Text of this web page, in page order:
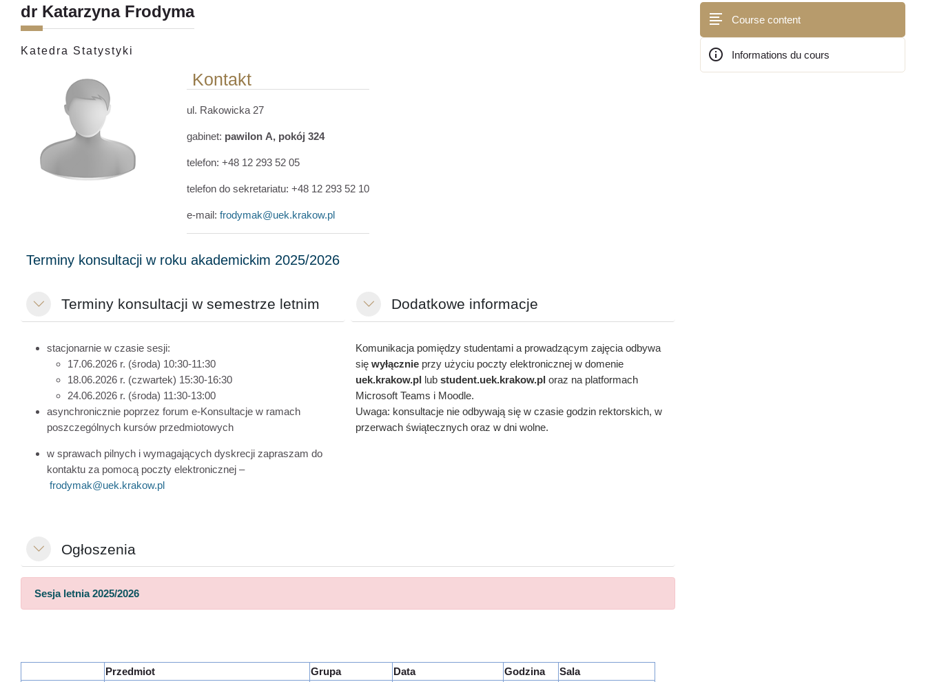
dr Katarzyna Frodyma
Katedra Statystyki
Kontakt
ul. Rakowicka 27
gabinet: pawilon A, pokój324
telefon:+48 12 293 52 05
telefon do sekretariatu:+48 12 293 52 10
e-mail: frodymak@uek.krakow.pl
ReplierTerminy konsultacji w semestrze letnim
stacjonarnie w czasie sesji:
17.06.2026 r. (środa) 10:30-11:30
18.06.2026 r. (czwartek) 15:30-16:30
24.06.2026 r. (środa) 11:30-13:00
asynchronicznie poprzez forum e-Konsultacje w ramach
poszczególnych kursów przedmiotowych
w sprawach pilnych i wymagających dyskrecji zapraszam do
kontaktu za pomocą poczty elektronicznej –
frodymak@uek.krakow.pl
ReplierDodatkowe informacje
Komunikacja pomiędzy studentami a prowadzącym zajęcia odbywa
sięwyłącznie przy użyciu poczty elektronicznej w domenie
uek.krakow.pl lubstudent.uek.krakow.pl oraz na platformach
Microsoft Teams i Moodle.
Uwaga: konsultacje nie odbywają się w czasie godzin rektorskich, w
przerwach świątecznych oraz w dni wolne.
ReplierOgłoszenia
Sesja letnia 2025/2026
Przedmiot Grupa Data Godzina Sala
Course content
Informations du cours